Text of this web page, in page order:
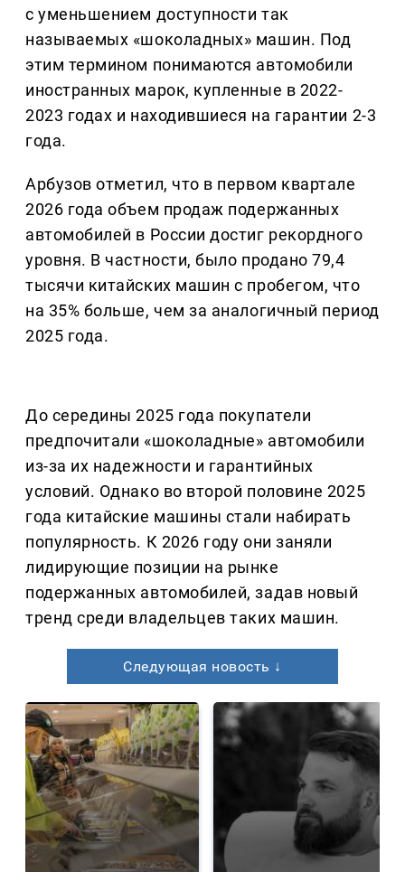
с уменьшением доступности так
называемых «шоколадных» машин. Под
этим термином понимаются автомобили
иностранных марок, купленные в 2022-
2023 годах и находившиеся на гарантии 2-3
года.
Арбузов отметил, что в первом квартале
2026 года объем продаж подержанных
автомобилей в России достиг рекордного
уровня. В частности, было продано 79,4
тысячи китайских машин с пробегом, что
на 35% больше, чем за аналогичный период
2025 года.
До середины 2025 года покупатели
предпочитали «шоколадные» автомобили
из-за их надежности и гарантийных
условий. Однако во второй половине 2025
года китайские машины стали набирать
популярность. К 2026 году они заняли
лидирующие позиции на рынке
подержанных автомобилей, задав новый
тренд среди владельцев таких машин.
Следующая новость ↓